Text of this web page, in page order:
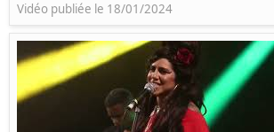
Vidéo publiée le 18/01/2024